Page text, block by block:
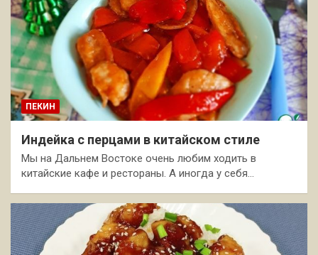
ПЕКИН
Индейка с перцами в китайском стиле
Мы на Дальнем Востоке очень любим ходить в
китайские кафе и рестораны. А иногда у себя…